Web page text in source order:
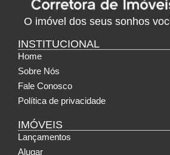
O imóvel dos seus sonhos
INSTITUCIONAL
Home
Sobre Nós
Fale Conosco
Política de privacidade
IMÓVEIS
Lançamentos
Alugar